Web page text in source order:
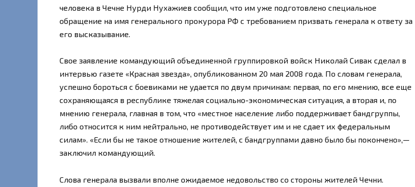
человека в Чечне Нурди Нухажиев сообщил, что им уже подготовлено специальное
обращение на имя генерального прокурора РФ с требованием призвать генерала к ответу за
его высказывание.
Свое заявление командующий объединенной группировкой войск Николай Сивак сделал в
интервью газете «Красная звезда», опубликованном 20 мая 2008 года. По словам генерала,
успешно бороться с боевиками не удается по двум причинам: первая, по его мнению, все еще
сохраняющаяся в республике тяжелая социально-экономическая ситуация, а вторая и, по
мнению генерала, главная в том, что «местное население либо поддерживает бандгруппы,
либо относится к ним нейтрально, не противодействует им и не сдает их федеральным
силам». «Если бы не такое отношение жителей, с бандгруппами давно было бы покончено»,—
заключил командующий.
Слова генерала вызвали вполне ожидаемое недовольство со стороны жителей Чечни.